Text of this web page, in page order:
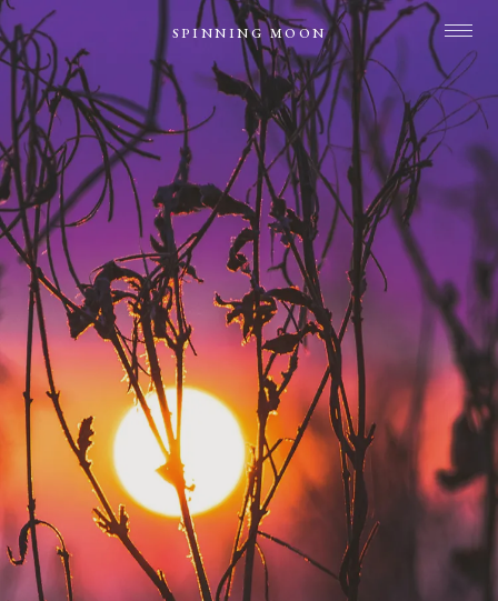
SPINNING MOON